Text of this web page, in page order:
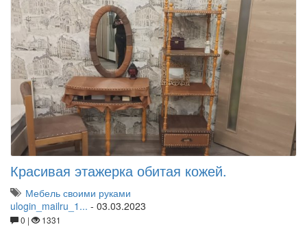
Красивая этажерка обитая кожей.
Мебель своими руками
ulogin_mailru_1... - 03.03.2023
0 | 1331